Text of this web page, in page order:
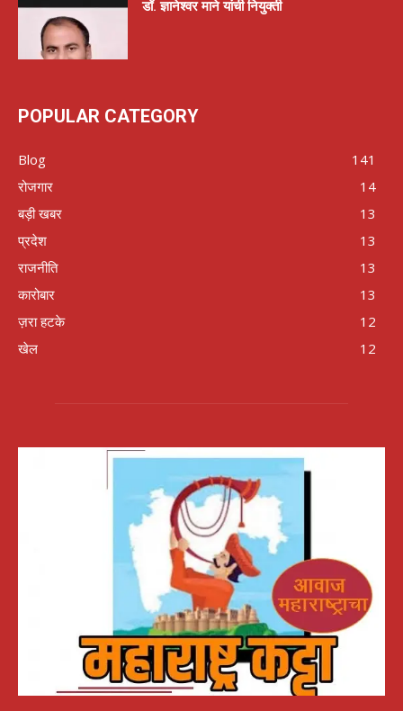
डॉ. ज्ञानेश्वर माने यांची नियुक्ती
POPULAR CATEGORY
Blog
141
रोजगार
14
बड़ी खबर
13
प्रदेश
13
राजनीति
13
कारोबार
13
ज़रा हटके
12
खेल
12